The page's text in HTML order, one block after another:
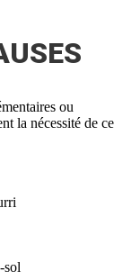
ou
la nécessité de ce
sol